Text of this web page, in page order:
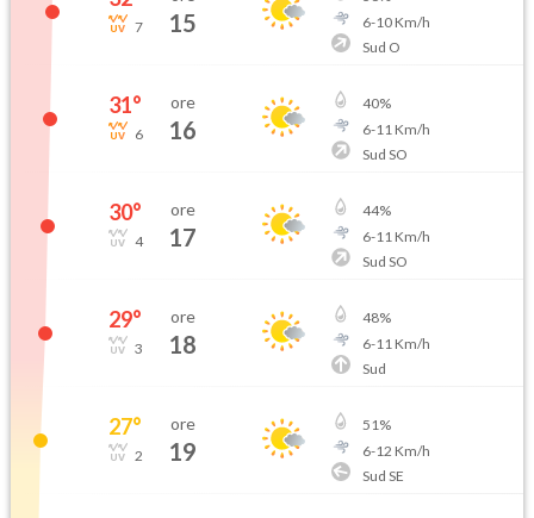
7 15
6-10Km/h
Sud O
31°
6
ore
16
40%
6-11 Km/h
Sud SO
30°
4
ore
17
44%
6-11 Km/h
Sud SO
29°
3
ore
18
48%
6-11 Km/h
Sud
27°
2
ore
19
51%
6-12 Km/h
Sud SE